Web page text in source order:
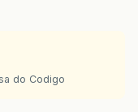
do Codigo